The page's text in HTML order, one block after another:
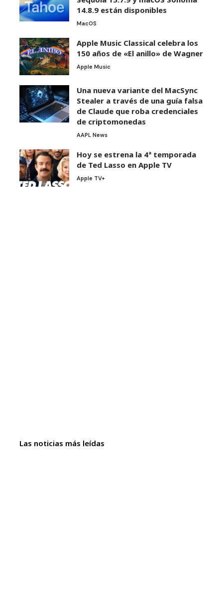
14.8.9 están disponibles
MacOS
Apple Music Classical celebra los
150 años de «El anillo» de Wagner
Apple Music
Una nueva variante del MacSync
Stealer a través de una guía falsa
de Claude que roba credenciales
de criptomonedas
AAPL News
Hoy se estrena la 4ª temporada
de Ted Lasso en Apple TV
Apple TV+
Las noticias más leídas